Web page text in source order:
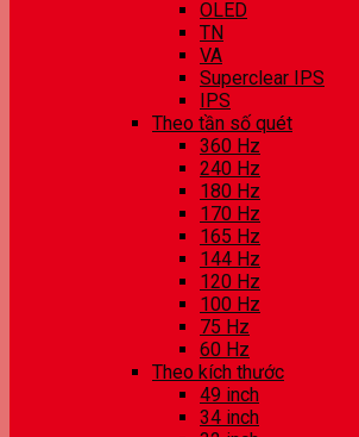
OLED
TN
VA
Superclear IPS
IPS
Theo tần số quét
360 Hz
240 Hz
180 Hz
170 Hz
165 Hz
144 Hz
120 Hz
100 Hz
75 Hz
60 Hz
Theo kích thước
49 inch
34 inch